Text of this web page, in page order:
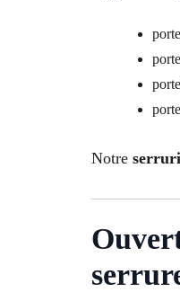
Notre